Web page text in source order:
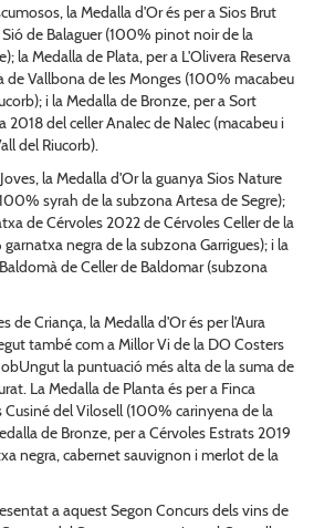
la Medalla d'Or és per a Sios Brut
de Balaguer (100% pinot noir de la
la Medalla de Plata, per a L'Olivera Reserva
de Vallbona de les Monges (100% macabeu
i la Medalla de Bronze, per a Sort
2018 del celler Analec de Nalec (macabeu i
del Riucorb).
la Medalla d'Or la guanya Sios Nature
syrah de la subzona Artesa de Segre);
de Cérvoles 2022 de Cérvoles Celler de la
negra de la subzona Garrigues); i la
de Celler de Baldomar (subzona
de Criança, la Medalla d'Or és per l'Aura
també com a Millor Vi de la DO Costers
la puntuació més alta de la suma de
La Medalla de Planta és per a Finca
Cusiné del Vilosell (100% carinyena de la
de Bronze, per a Cérvoles Estrats 2019
negra, cabernet sauvignon i merlot de la
a aquest Segon Concurs dels vins de